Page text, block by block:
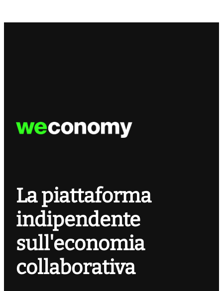
La piattaforma
indipendente
sull'economia
collaborativa